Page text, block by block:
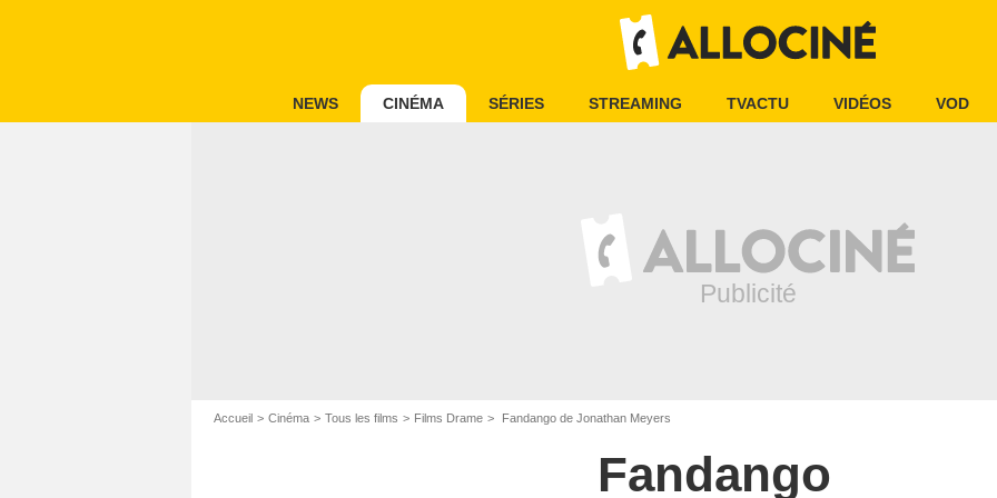
NEWS CINÉMA SÉRIES STREAMING TVACTU VIDÉOS VOD
Accueil Cinéma Tous les films Films Drame Fandango de Jonathan Meyers
Fandango